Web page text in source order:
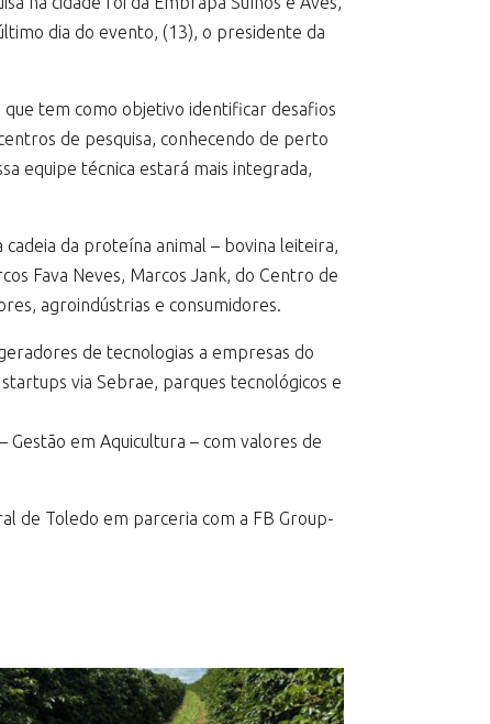
dia do evento, (13), o presidente da
tem como objetivo identificar desafios
de pesquisa, conhecendo de perto
equipe técnica estará mais integrada,
da proteína animal – bovina leiteira,
Fava Neves, Marcos Jank, do Centro de
agroindústrias e consumidores.
de tecnologias a empresas do
via Sebrae, parques tecnológicos e
em Aquicultura – com valores de
de Toledo em parceria com a FB Group-